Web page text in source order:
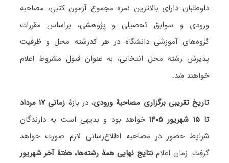
داوطلبان دارای باﻻترین نمره مجموع آزمون کتبی، مصاحبه
ورودی و سوابق تحصیلی و پژوهشی، براساس مقررات
ﮔروه‌های آموزشی دانشگاه در هر کدرشته محل و ظرفیت
پذیرش رشته محل انتخابی، به عنوان قبول مشروط اعلام
خواهند شد.
تاریخ تقریبی برگزاری مصاحبۀ ورودی، در بازۀ
زمانی ۱۷ مرداد
تا ۱۵ شهریور ۱۴۰۵
خواهد بود و بدیهی است به دارندگان
شرایط حضور در مصاحبه اطلاع‌رسانی لازم صورت خواهد
گرفت. زمان اعلامنتایج نهایی همۀ رشته‌ها، هفتۀ آخر شهریور